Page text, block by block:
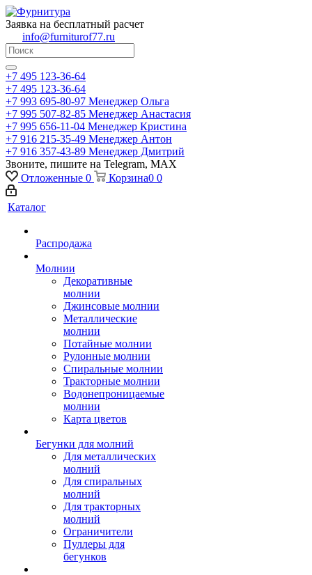
Заявка на бесплатный расчет
info@furniturof77.ru
+7 495 123-36-64
+7 495 123-36-64
+7 993 695-80-97 Менеджер Ольга
+7 995 507-82-85 Менеджер Анастасия
+7 995 656-11-04 Менеджер Кристина
+7 916 215-35-49 Менеджер Антон
+7 916 357-43-89 Менеджер Дмитрий
Звоните, пишите на Telegram, MAX
Отложенные 0 Корзина0 0
Каталог
Распродажа
Молнии
Декоративные
молнии
Джинсовые молнии
Металлические
молнии
Потайные молнии
Рулонные молнии
Спиральные молнии
Тракторные молнии
Водонепроницаемые
молнии
Карта цветов
Бегунки для молний
Для металлических
молний
Для спиральных
молний
Для тракторных
молний
Ограничители
Пуллеры для
бегунков